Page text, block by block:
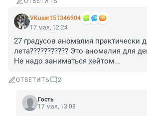
VKuser151346904
17 мая, 12:24
27 градусов аномалия практически
лета??????????? Это аномалия для
Не надо заниматься хейтом...
ОТВЕТИТЬ 2
Гость
17 мая, 13:08